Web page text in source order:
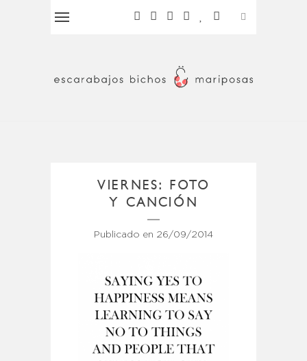
VIERNES: FOTO
Y CANCIÓN
Publicado en 26/09/2014